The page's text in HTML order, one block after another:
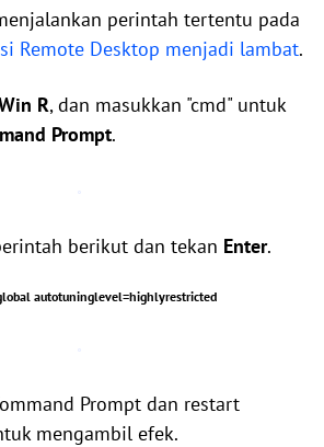
perintah tertentu pada
Remote Desktop menjadi lambat.
R, dan masukkan "cmd" untuk
Prompt.
berikut dan tekan Enter.
autotuninglevel=highlyrestricted
Prompt dan restart
mengambil efek.